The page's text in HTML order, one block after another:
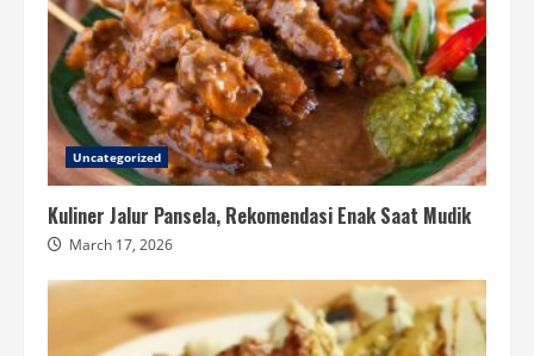
Uncategorized
Kuliner Jalur Pansela, Rekomendasi Enak Saat Mudik
March 17, 2026